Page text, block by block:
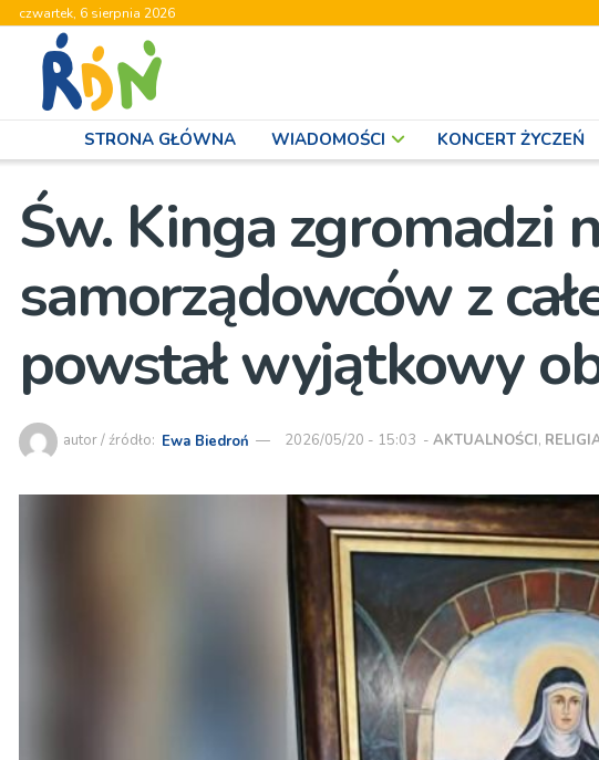
czwartek, 6 sierpnia 2026
STRONA GŁÓWNA WIADOMOŚCI KONCERT ŻYCZEŃ
Św. Kinga zgromadzi
samorządowców z
powstał wyjątkowy
autor / źródło: Ewa Biedroń 2026/05/20 - 15:03 - AKTUALNOŚCI,